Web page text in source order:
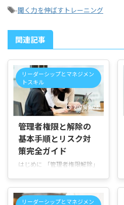
-聞く力を伸ばすトレーニング
関連記事
リーダーシップとマネジメン
トスキル
2025/9/24
管理者権限と解除の
基本手順とリスク対
策完全ガイド
はじめに 「管理者権限解除」
か？ この記事では、管理者権
リーダーシップとマネジメン